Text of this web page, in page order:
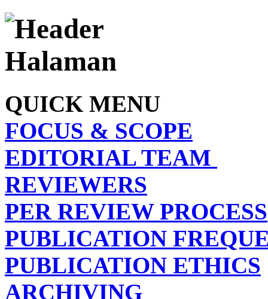
QUICK MENU
FOCUS & SCOPE
EDITORIAL TEAM
REVIEWERS
PER REVIEW PROCESS
PUBLICATION
PUBLICATION ETHICS
ARCHIVING